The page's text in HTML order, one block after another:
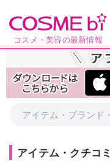
コスメ・美容の最新情報
アイテム・クチコミ